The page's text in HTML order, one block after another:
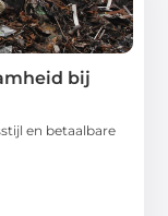
bij
en betaalbare